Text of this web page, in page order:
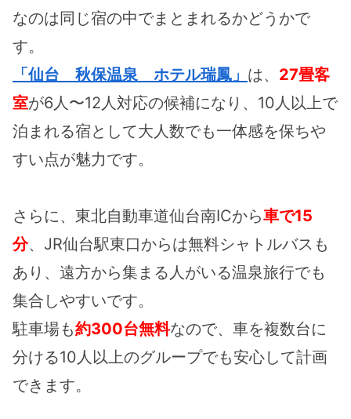
なのは同じ宿の中でまとまれるかどうかで
す。
「仙台 秋保温泉 ホテル瑞鳳」 は、 27畳客
室が6人〜12人対応の候補になり、10人以上で
泊まれる宿として大人数でも一体感を保ちや
すい点が魅力です。
さらに、東北自動車道仙台南ICから車で15
分、JR仙台駅東口からは無料シャトルバスも
あり、遠方から集まる人がいる温泉旅行でも
集合しやすいです。
駐車場も約300台無料なので、車を複数台に
分ける10人以上のグループでも安心して計画
できます。